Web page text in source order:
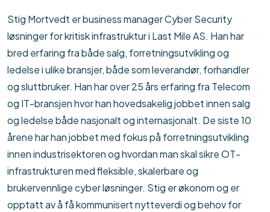
Stig Mortvedt er business manager Cyber Security
løsninger for kritisk infrastruktur i Last Mile AS. Han har
bred erfaring fra både salg, forretningsutvikling og
ledelse i ulike bransjer, både som leverandør, forhandler
og sluttbruker. Han har over 25 års erfaring fra Telecom
og IT-bransjen hvor han hovedsakelig jobbet innen salg
og ledelse både nasjonalt og internasjonalt. De siste 10
årene har han jobbet med fokus på forretningsutvikling
innen industrisektoren og hvordan man skal sikre OT-
infrastrukturen med fleksible, skalerbare og
brukervennlige cyber løsninger. Stig er økonom og er
opptatt av å få kommunisert nytteverdi og behov for